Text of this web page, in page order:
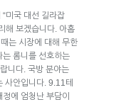
미국 대선 길라잡
해 보겠습니다. 아홉
는 시장에 대해 무한
는 롬니를 선호하는
니다. 국방 분야는
사안입니다. 9.11테
에 엄청난 부담이